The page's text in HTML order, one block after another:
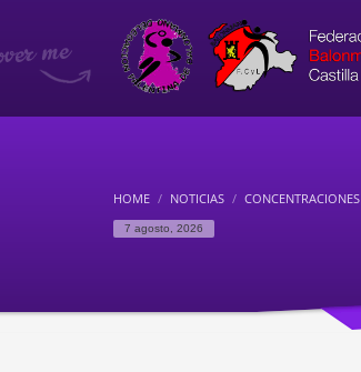
HOME NOTICIAS CONCENTRACIONES
7 agosto, 2026